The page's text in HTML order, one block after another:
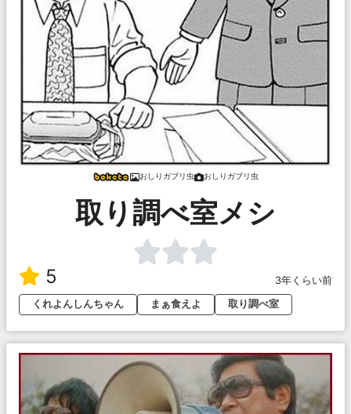
おしりガブリ虫 おしりガブリ虫
取り調べ室メシ
5
3年くらい前
くれよんしんちゃん
まぁ食えよ 取り調べ室